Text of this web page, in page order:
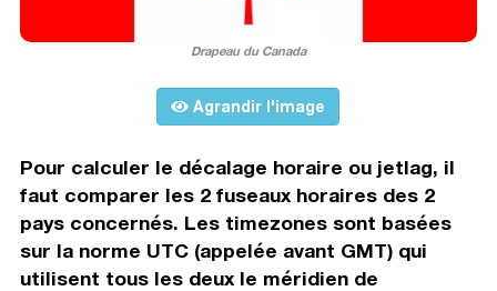
Drapeau du Canada
Agrandir l'image
Pour calculer le décalage horaire ou jetlag, il
faut comparer les 2 fuseaux horaires des 2
pays concernés. Les timezones sont basées
sur la norme UTC (appelée avant GMT) qui
utilisent tous les deux le méridien de